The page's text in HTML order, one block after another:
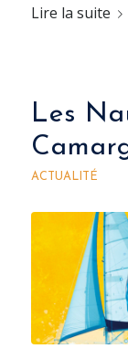
Lire la suite
Les
ACTUALITÉ